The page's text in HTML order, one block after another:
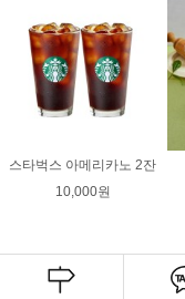
스타벅스 아메리카노 2잔
10,000원